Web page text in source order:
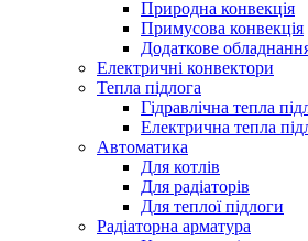
Природна конвекція
Примусова конвекція
Додаткове
Електричні конвектори
Тепла підлога
Гідравлічна тепла
Електрична тепла
Автоматика
Для котлів
Для радіаторів
Для теплої підлоги
Радіаторна арматура